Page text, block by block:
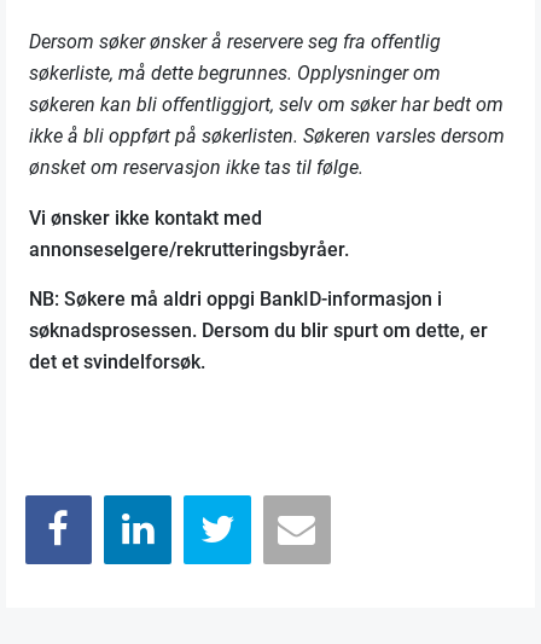
Dersom søker ønsker å reservere seg fra offentlig
søkerliste, må dette begrunnes. Opplysninger om
søkeren kan bli offentliggjort, selv om søker har bedt om
ikke å bli oppført på søkerlisten. Søkeren varsles dersom
ønsket om reservasjon ikke tas til følge.
Vi ønsker ikke kontakt med
annonseselgere/rekrutteringsbyråer.
NB: Søkere må aldri oppgi BankID-informasjon i
søknadsprosessen. Dersom du blir spurt om dette, er
det et svindelforsøk.